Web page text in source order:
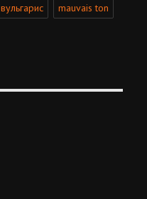
вульгарис mauvais ton